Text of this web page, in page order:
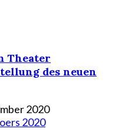
Theater
des neuen
2020